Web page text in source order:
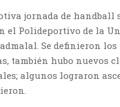
jornada de handball
el Polideportivo de la
Se definieron
también hubo nuevos
algunos lograron